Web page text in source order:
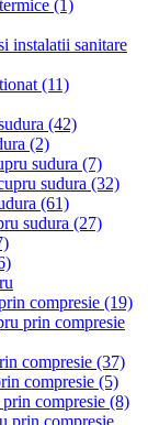
(1)
instalatii sanitare
(11)
(42)
(2)
sudura (7)
sudura (32)
(61)
sudura (27)
compresie (19)
prin compresie
compresie (37)
compresie (5)
compresie (8)
prin compresie